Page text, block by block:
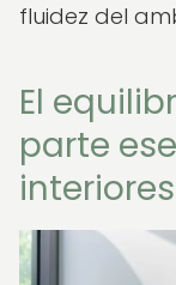
fluidez del
El
parte